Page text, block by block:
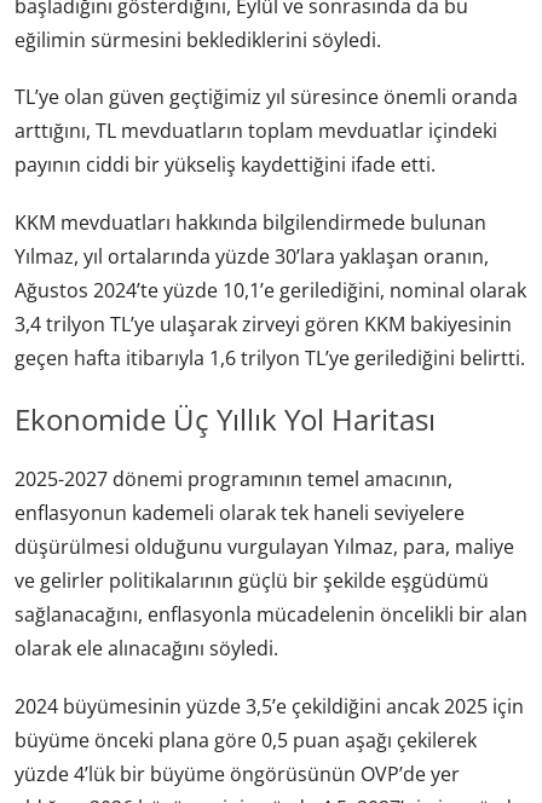
başladığını gösterdiğini, Eylül ve sonrasında da bu
eğilimin sürmesini beklediklerini söyledi.
TL’ye olan güven geçtiğimiz yıl süresince önemli oranda
arttığını, TL mevduatların toplam mevduatlar içindeki
payının ciddi bir yükseliş kaydettiğini ifade etti.
KKM mevduatları hakkında bilgilendirmede bulunan
Yılmaz, yıl ortalarında yüzde 30’lara yaklaşan oranın,
Ağustos 2024’te yüzde 10,1’e gerilediğini, nominal olarak
3,4 trilyon TL’ye ulaşarak zirveyi gören KKM bakiyesinin
geçen hafta itibarıyla 1,6 trilyon TL’ye gerilediğini belirtti.
Ekonomide Üç Yıllık Yol Haritası
2025-2027 dönemi programının temel amacının,
enflasyonun kademeli olarak tek haneli seviyelere
düşürülmesi olduğunu vurgulayan Yılmaz, para, maliye
ve gelirler politikalarının güçlü bir şekilde eşgüdümü
sağlanacağını, enflasyonla mücadelenin öncelikli bir alan
olarak ele alınacağını söyledi.
2024 büyümesinin yüzde 3,5’e çekildiğini ancak 2025 için
büyüme önceki plana göre 0,5 puan aşağı çekilerek
yüzde 4’lük bir büyüme öngörüsünün OVP’de yer